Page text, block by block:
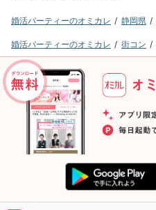
婚活パーティーのオミカレ 静岡県
婚活パーティーのオミカレ 街コン